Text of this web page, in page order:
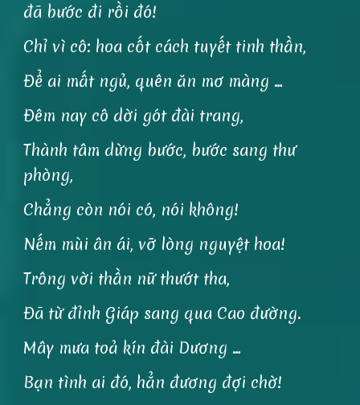
đã bước đi rồi đó!
Chỉ vì cô: hoa cốt cách tuyết tinh thần,
Để ai mất ngủ, quên ăn mơ màng …
Đêm nay cô dời gót đài trang,
Thành tâm dừng bước, bước sang thư
phòng,
Chẳng còn nói có, nói không!
Nếm mùi ân ái, vỡ lòng nguyệt hoa!
Trông vời thần nữ thướt tha,
Đã từ đỉnh Giáp sang qua Cao đường.
Mây mưa toả kín đài Dương …
Bạn tình ai đó, hẳn đương đợi chờ!